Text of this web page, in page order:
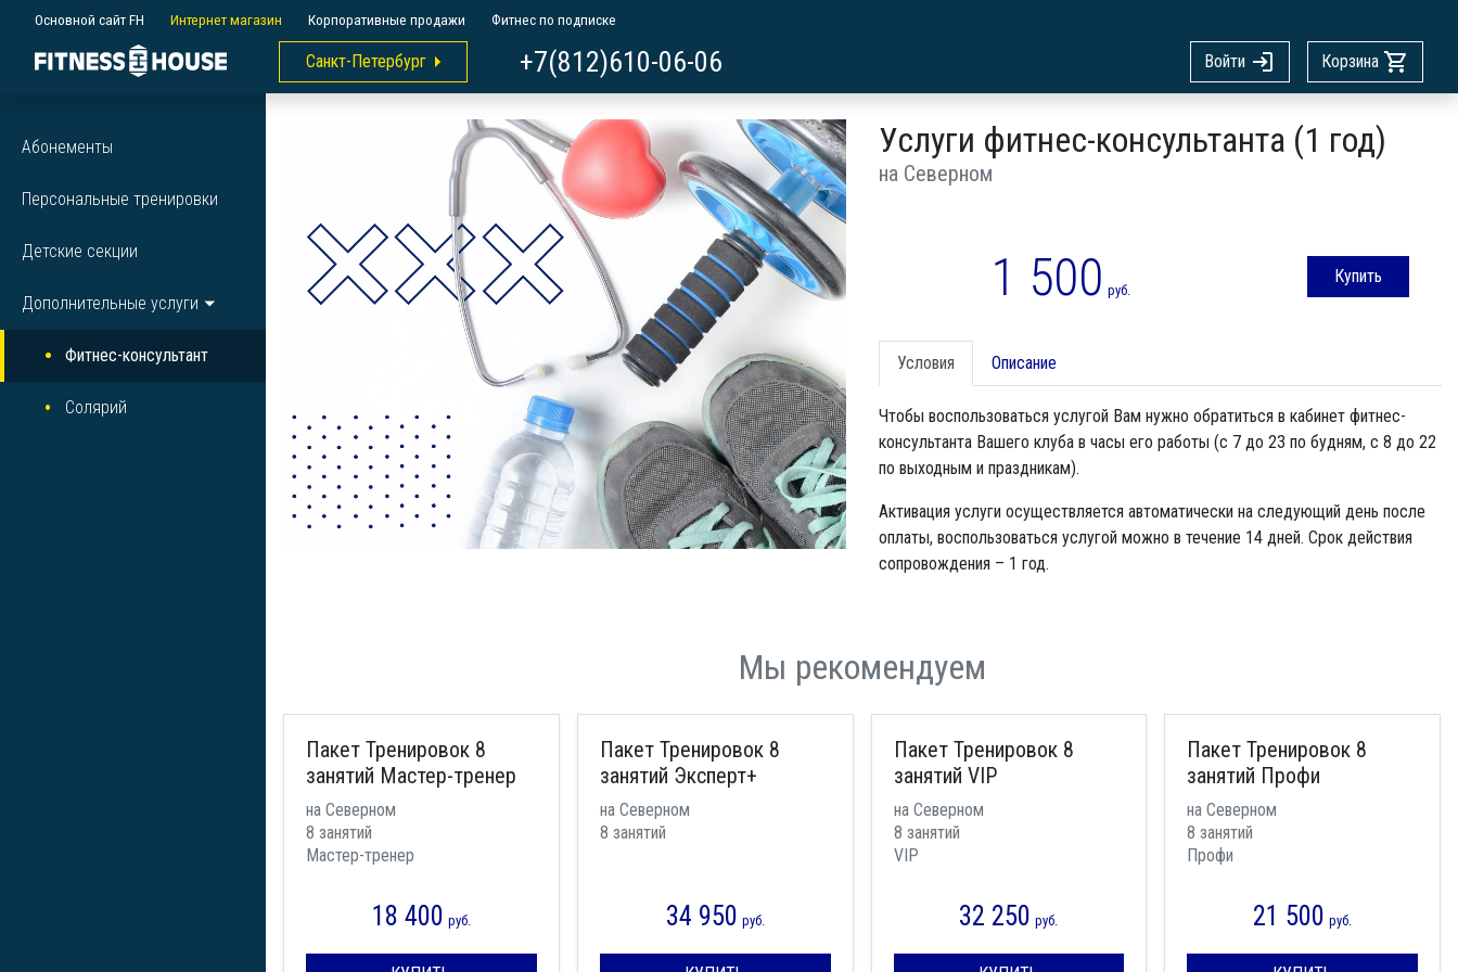
Основной сайт FH Интернет магазин Корпоративные продажи Фитнес по подписке
Санкт-Петербург +7(812)610-06-06 Войти Корзина
Абонементы
Персональные тренировки
Детские секции
Дополнительные услуги
Фитнес-консультант
Солярий
Услуги фитнес-консультанта (1 год)
на Северном
1 500 руб.
Купить
Условия Описание
Чтобы воспользоваться услугой Вам нужно обратиться в кабинет фитнес-
консультанта Вашего клуба в часы его работы (с 7 до 23 по будням, с 8 до 22
по выходным и праздникам).
Активация услуги осуществляется автоматически на следующий день после
оплаты, воспользоваться услугой можно в течение 14 дней. Срок действия
сопровождения – 1 год.
Мы рекомендуем
Пакет Тренировок 8
занятий Мастер-тренер
на Северном
8 занятий
Мастер-тренер
18 400 руб.
Пакет Тренировок 8
занятий Эксперт+
на Северном
8 занятий
34 950 руб.
Пакет Тренировок 8
занятий VIP
на Северном
8 занятий
VIP
32 250 руб.
Пакет Тренировок 8
занятий Профи
на Северном
8 занятий
Профи
21 500 руб.